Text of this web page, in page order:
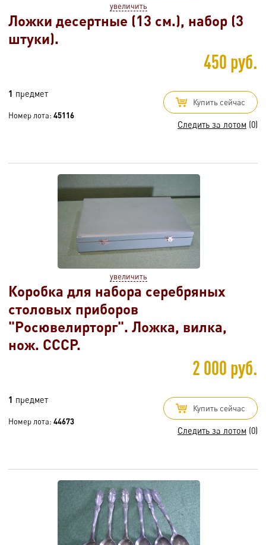
увеличить
Ложки десертные (13 см.), набор (3
штуки).
450 руб.
1 предмет
Номер лота: 45116
Купить сейчас
Следить за лотом (0)
увеличить
Коробка для набора серебряных
столовых приборов
"Росювелирторг". Ложка, вилка,
нож. СССР.
2 000 руб.
1 предмет
Номер лота: 44673
Купить сейчас
Следить за лотом (0)